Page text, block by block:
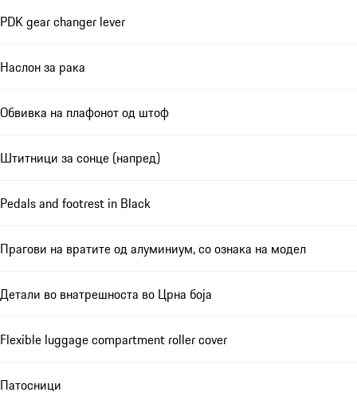
PDK gear changer lever
Наслон за рака
Обвивка на плафонот од штоф
Штитници за сонце (напред)
Pedals and footrest in Black
Прагови на вратите од алуминиум, со ознака на модел
Детали во внатрешноста во Црна боја
Flexible luggage compartment roller cover
Патосници